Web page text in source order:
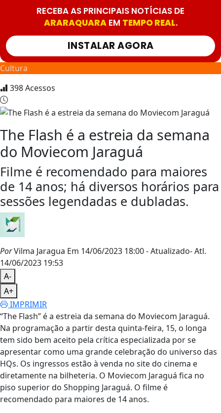
RECEBA AS PRINCIPAIS NOTÍCIAS DE
ARARAQUARAEM TEMPO REAL.
INSTALAR AGORA
Cultura
398Acessos
The Flash é a estreia da semana
do Moviecom Jaraguá
Filme é recomendado para maiores
de 14 anos; há diversos horários para
sessões legendadas e dubladas.
PorVilma Jaragua Em 14/06/2023 18:00- Atualizado- Atl.
14/06/2023 19:53
A-
A+
IMPRIMIR
“The Flash” é a estreia da semana do Moviecom Jaraguá.
Na programação a partir desta quinta-feira, 15, o longa
tem sido bem aceito pela crítica especializada por se
apresentar como uma grande celebração do universo das
HQs. Os ingressos estão à venda no site do cinema e
diretamente na bilheteria. O Moviecom Jaraguá fica no
piso superior do Shopping Jaraguá. O filme é
recomendado para maiores de 14 anos.